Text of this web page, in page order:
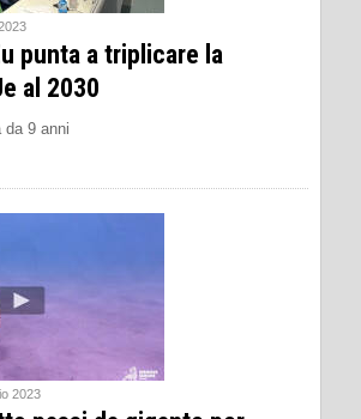
punta a triplicare la
al 2030
da 9 anni
2023